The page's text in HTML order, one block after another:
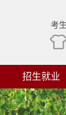
考生
招生就业